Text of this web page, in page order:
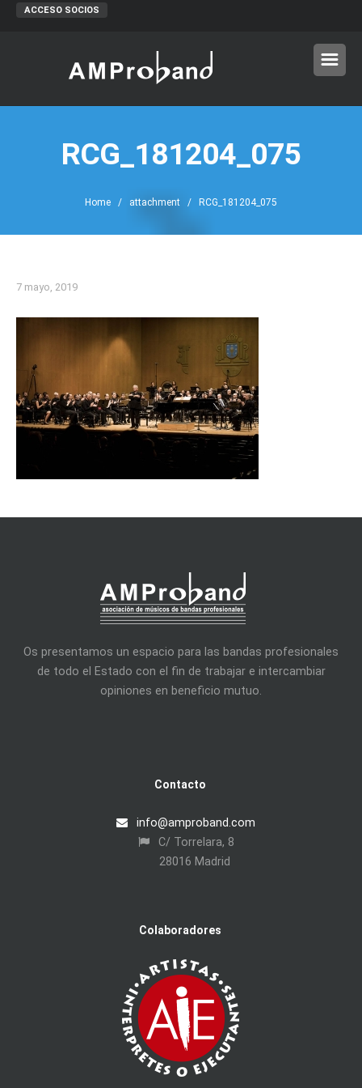
ACCESO SOCIOS
RCG_181204_075
Home / attachment / RCG_181204_075
7 mayo, 2019
Os presentamos un espacio para las bandas profesionales
de todo el Estado con el fin de trabajar e intercambiar
opiniones en beneficio mutuo.
Contacto
info@amproband.com
C/ Torrelara, 8
28016 Madrid
Colaboradores